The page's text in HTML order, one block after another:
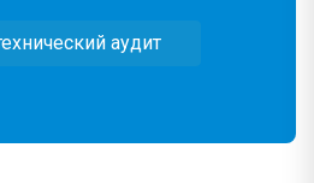
аудит